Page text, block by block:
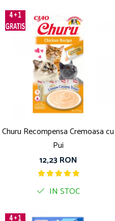
Churu Recompensa Cremoasa cu
Pui
12,23 RON
IN STOC